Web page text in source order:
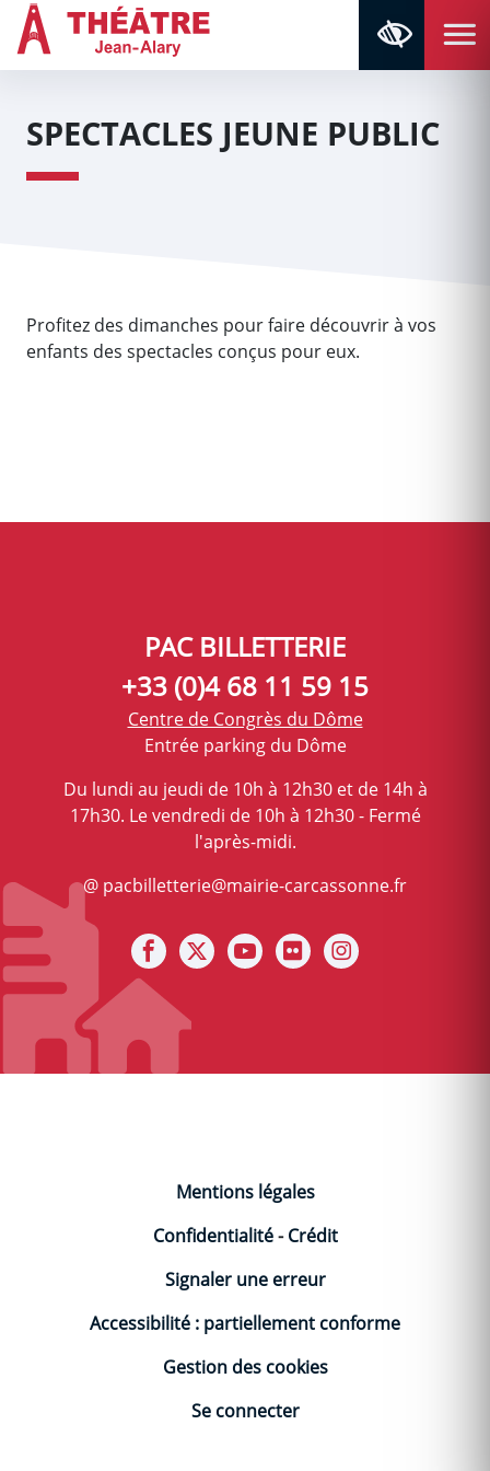
Aller au contenu
Aller au menu
Navigation principaleRetour à la page d'accueil
SPECTACLES JEUNE PUBLIC
Profitez des dimanches pour faire découvrir à vos
enfants des spectacles conçus pour eux.
PAC BILLETTERIE
+33 (0)4 68 11 59 15
Centre de Congrès du Dôme
Entrée parking du Dôme
Du lundi au jeudi de 10h à 12h30 et de 14h à
17h30. Le vendredi de 10h à 12h30 - Fermé
l'après-midi.
@ pacbilletterie@mairie-carcassonne.fr
Notre facebook
Notre X (ex Twitter)
Notre Chaine youtube
Notre photothèque
Mentions légales
Confidentialité-Crédit
Signaler une erreur
Accessibilité : partiellement conforme
Gestion des cookies
Se connecter
Panneau de gestion des cookies